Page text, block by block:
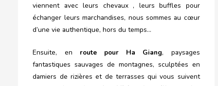
viennent avec leurs chevaux , leurs buffles pour
échanger leurs marchandises, nous sommes au cœur
d’une vie authentique, hors du temps…
Ensuite, en route pour Ha Giang, paysages
fantastiques sauvages de montagnes, sculptées en
damiers de rizières et de terrasses qui vous suivent